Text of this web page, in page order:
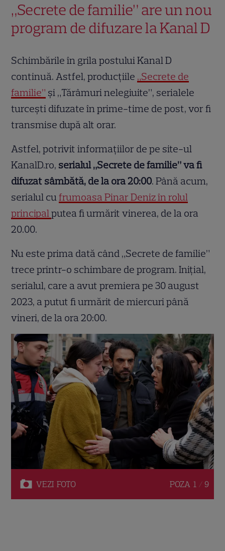
„Secrete de familie” are un nou
program de difuzare la Kanal D
Schimbările în grila postului Kanal D
continuă. Astfel, producțiile „Secrete de
familie” și „Tărâmuri nelegiuite”, serialele
turcești difuzate în prime-time de post, vor fi
transmise după alt orar.
Astfel, potrivit informațiilor de pe site-ul
KanalD.ro, serialul „Secrete de familie” va fi
difuzat sâmbătă, de la ora 20:00. Până acum,
serialul cufrumoasa Pinar Deniz în rolul
principalputea fi urmărit vinerea, de la ora
20.00.
Nu este prima dată când „Secrete de familie”
trece printr-o schimbare de program. Inițial,
serialul, care a avut premiera pe 30 august
2023, a putut fi urmărit de miercuri până
vineri, de la ora 20:00.
VEZI FOTO POZA 1 / 9